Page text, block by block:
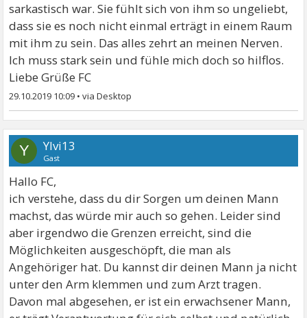
sarkastisch war. Sie fühlt sich von ihm so ungeliebt,
dass sie es noch nicht einmal erträgt in einem Raum
mit ihm zu sein. Das alles zehrt an meinen Nerven.
Ich muss stark sein und fühle mich doch so hilflos.
Liebe Grüße FC
29.10.2019 10:09 •
Y Ylvi13
Gast
Hallo FC,
ich verstehe, dass du dir Sorgen um deinen Mann
machst, das würde mir auch so gehen. Leider sind
aber irgendwo die Grenzen erreicht, sind die
Möglichkeiten ausgeschöpft, die man als
Angehöriger hat. Du kannst dir deinen Mann ja nicht
unter den Arm klemmen und zum Arzt tragen.
Davon mal abgesehen, er ist ein erwachsener Mann,